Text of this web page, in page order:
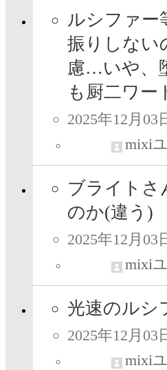
ルシファー
振りしない
慮…いや、
も厨二ワー
2025年12月03
mixi
ブライトさ
のか(違う)
2025年12月03
mixi
光速のルシ
2025年12月03
mixi